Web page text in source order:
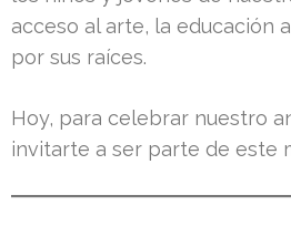
acceso al arte, la educación
por sus raíces.
Hoy, para celebrar nuestro
invitarte a ser parte de este